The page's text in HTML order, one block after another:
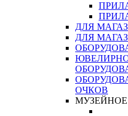
ДЛЯ
ДЛЯ
ОЧКОВ